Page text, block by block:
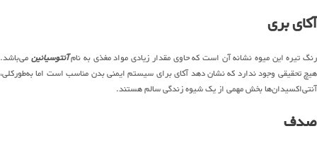
آکای بری
رنگ تیره این میوه نشانه آن است که حاوی مقدار زیادی مواد مغذی به نامآنتوسیانینمی‌باشد.
هیچ تحقیقی وجود ندارد که نشان دهد آکای برای سیستم ایمنی بدن مناسب است اما به‌طورکلی،
آنتی‌اکسیدان‌ها بخش مهمی از یک شیوه زندگی سالم هستند.
صدف